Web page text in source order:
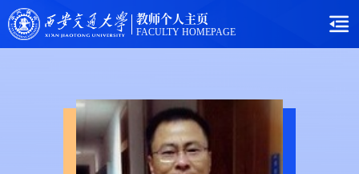
教师个人主页
FACULTY HOMEPAGE